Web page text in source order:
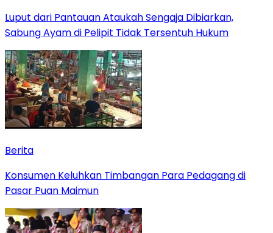
Luput dari Pantauan Ataukah Sengaja Dibiarkan,
Sabung Ayam di Pelipit Tidak Tersentuh Hukum
Berita
Konsumen Keluhkan Timbangan Para Pedagang di
Pasar Puan Maimun